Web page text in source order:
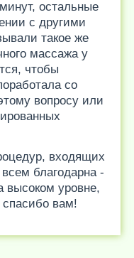
остальные
с другими
такое же
массажа у
чтобы
со
вопросу или
входящих
благодарна -
высоком уровне,
вам!